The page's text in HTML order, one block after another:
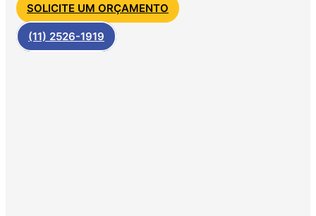
SOLICITE UM ORÇAMENTO
(11) 2526-1919